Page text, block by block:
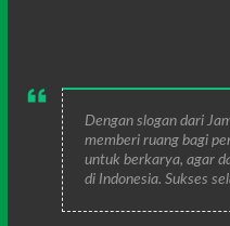
Dengan slogan dari
memberi ruang bagi
untuk berkarya, agar
di Indonesia. Sukses